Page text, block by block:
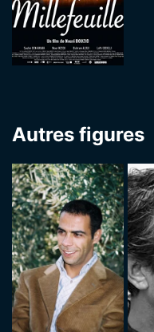
Autres figures